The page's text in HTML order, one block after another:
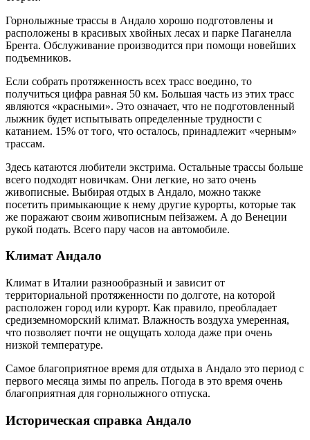
Горнолыжные трассы в Андало хорошо подготовлены и
расположены в красивых хвойных лесах и парке Паганелла
Брента. Обслуживание производится при помощи новейших
подъемников.
Если собрать протяженность всех трасс воедино, то
получиться цифра равная 50 км. Большая часть из этих трасс
являются «красными». Это означает, что не подготовленный
лыжник будет испытывать определенные трудности с
катанием. 15% от того, что осталось, принадлежит «черным»
трассам.
Здесь катаются любители экстрима. Остальные трассы больше
всего подходят новичкам. Они легкие, но зато очень
живописные. Выбирая отдых в Андало, можно также
посетить примыкающие к нему другие курорты, которые так
же поражают своим живописным пейзажем. А до Венеции
рукой подать. Всего пару часов на автомобиле.
Климат Андало
Климат в Италии разнообразный и зависит от
территориальной протяженности по долготе, на которой
расположен город или курорт. Как правило, преобладает
средиземноморский климат. Влажность воздуха умеренная,
что позволяет почти не ощущать холода даже при очень
низкой температуре.
Самое благоприятное время для отдыха в Андало это период с
первого месяца зимы по апрель. Погода в это время очень
благоприятная для горнолыжного отпуска.
Историческая справка Андало